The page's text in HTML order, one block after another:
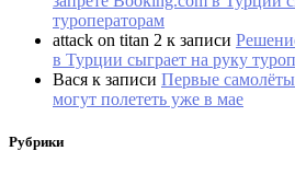
туроператорам
attack on titan 2 к записи
в Турции сыграет на руку
Вася к записи Первые
могут полететь уже в мае
Рубрики